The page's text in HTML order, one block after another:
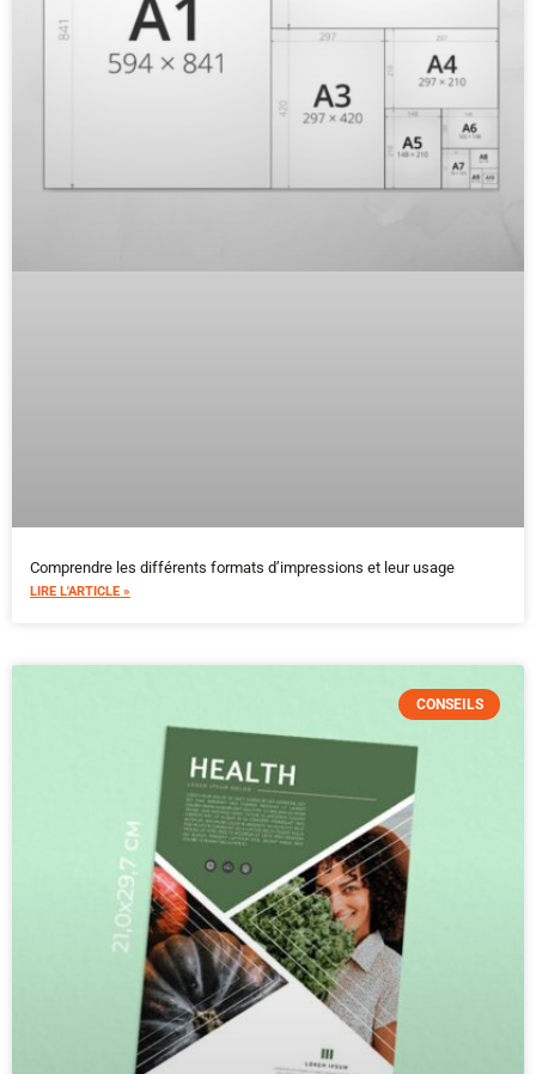
Comprendre les différents formats d’impressions et leur usage
LIRE L'ARTICLE »
CONSEILS